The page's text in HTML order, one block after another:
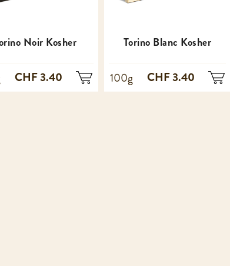
Noir Kosher
CHF 3.40
Torino Blanc Kosher
100g CHF 3.40